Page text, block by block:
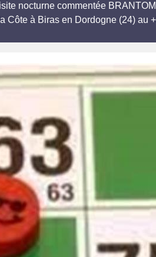
nocturne commentée
Côte à Biras en Dordogne (24) au